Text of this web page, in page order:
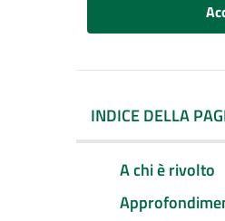
INDICE DELLA
A chi è rivolto